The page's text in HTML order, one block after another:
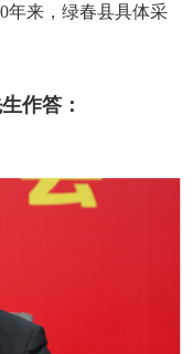
来，绿春县具体采
作答：